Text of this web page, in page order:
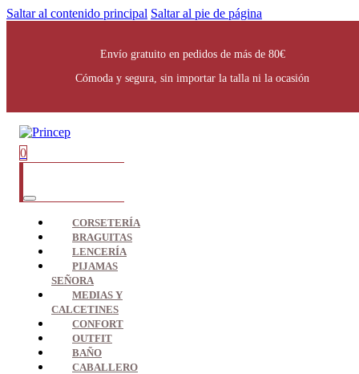
Saltar al contenido principal Saltar al pie de página
Envío gratuito en pedidos de más de 80€
Cómoda y segura, sin importar la talla ni la ocasión
0
CORSETERÍA
BRAGUITAS
LENCERÍA
PIJAMAS
SEÑORA
MEDIAS Y
CALCETINES
CONFORT
OUTFIT
BAÑO
CABALLERO